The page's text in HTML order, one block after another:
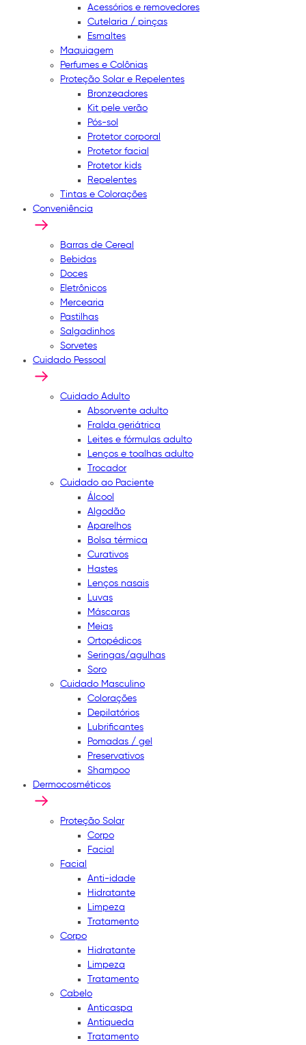
Acessórios e removedores
Cutelaria / pinças
Esmaltes
Maquiagem
Perfumes e Colônias
Proteção Solar e Repelentes
Bronzeadores
Kit pele verão
Pós-sol
Protetor corporal
Protetor facial
Protetor kids
Repelentes
Tintas e Colorações
Conveniência
Barras de Cereal
Bebidas
Doces
Eletrônicos
Mercearia
Pastilhas
Salgadinhos
Sorvetes
Cuidado Pessoal
Cuidado Adulto
Absorvente adulto
Fralda geriátrica
Leites e fórmulas adulto
Lenços e toalhas adulto
Trocador
Cuidado ao Paciente
Álcool
Algodão
Aparelhos
Bolsa térmica
Curativos
Hastes
Lenços nasais
Luvas
Máscaras
Meias
Ortopédicos
Seringas/agulhas
Soro
Cuidado Masculino
Colorações
Depilatórios
Lubrificantes
Pomadas / gel
Preservativos
Shampoo
Dermocosméticos
Proteção Solar
Corpo
Facial
Facial
Anti-idade
Hidratante
Limpeza
Tratamento
Corpo
Hidratante
Limpeza
Tratamento
Cabelo
Anticaspa
Antiqueda
Tratamento